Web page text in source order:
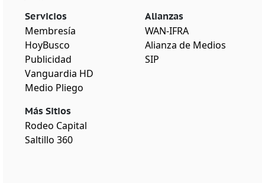
Servicios
Membresía
HoyBusco
Publicidad
Vanguardia HD
Medio Pliego
Más Sitios
Rodeo Capital
Saltillo 360
Alianzas
WAN-IFRA
Alianza de Medios
SIP